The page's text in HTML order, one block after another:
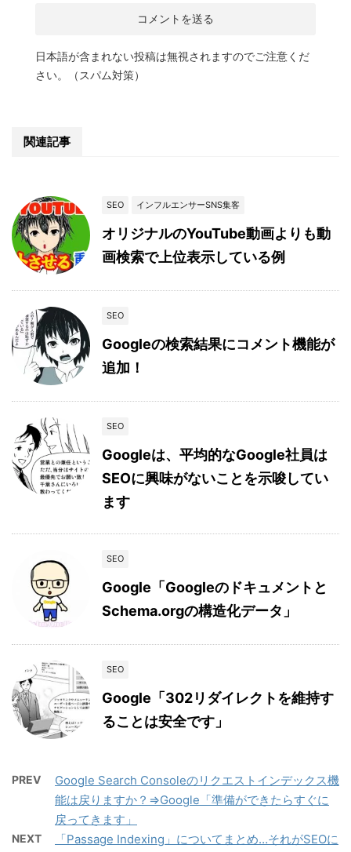
日本語が含まれない投稿は無視されますのでご注意くだ
さい。（スパム対策）
関連記事
SEO インフルエンサーSNS集客
オリジナルのYouTube動画よりも動
画検索で上位表示している例
SEO
Googleの検索結果にコメント機能が
追加！
SEO
Googleは、平均的なGoogle社員は
SEOに興味がないことを示唆してい
ます
SEO
Google「Googleのドキュメントと
Schema.orgの構造化データ」
SEO
Google「302リダイレクトを維持す
ることは安全です」
PREV
Google Search Consoleのリクエストインデックス機
能は戻りますか？⇒Google「準備ができたらすぐに
戻ってきます」
NEXT
「Passage Indexing」についてまとめ…それがSEOに